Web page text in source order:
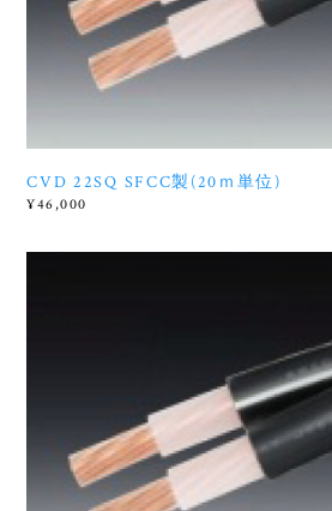
CVD 22SQ SFCC製(20ｍ単位)
¥46,000